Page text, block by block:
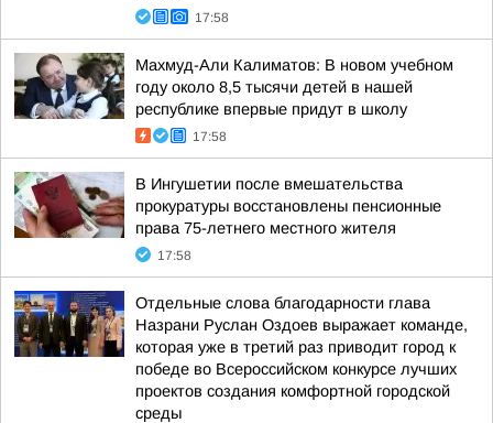
17:58
Махмуд-Али Калиматов: В новом учебном
году около 8,5 тысячи детей в нашей
республике впервые придут в школу
17:58
В Ингушетии после вмешательства
прокуратуры восстановлены пенсионные
права 75-летнего местного жителя
17:58
Отдельные слова благодарности глава
Назрани Руслан Оздоев выражает команде,
которая уже в третий раз приводит город к
победе во Всероссийском конкурсе лучших
проектов создания комфортной городской
среды